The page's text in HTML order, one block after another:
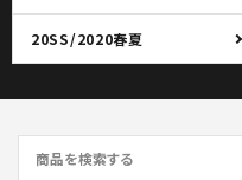
20SS/2020春夏